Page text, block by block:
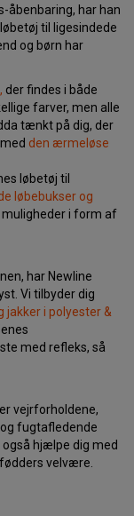
åbenbaring, har han
til ligesindede
og børn har
der findes i både
farver, men alle
tænkt på dig, der
den ærmeløse
løbetøj til
løbebukser og
i form af
har Newline
Vi tilbyder dig
jakker i polyester &
med refleks, så
vejrforholdene,
fugtafledende
også hjælpe dig med
velvære.